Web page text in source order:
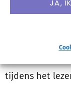
JA,
enorm
tijdens het